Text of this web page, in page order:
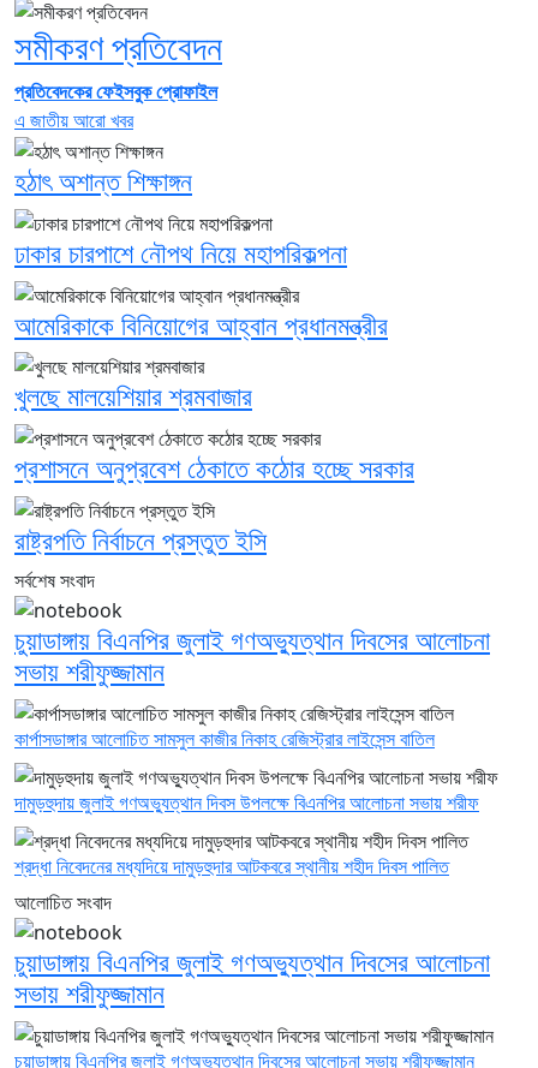
সমীকরণ প্রতিবেদন
প্রতিবেদকের ফেইসবুক প্রোফাইল
এ জাতীয় আরো খবর
হঠাৎ অশান্ত শিক্ষাঙ্গন
ঢাকার চারপাশে নৌপথ নিয়ে মহাপরিকল্পনা
আমেরিকাকে বিনিয়োগের আহ্বান প্রধানমন্ত্রীর
খুলছে মালয়েশিয়ার শ্রমবাজার
প্রশাসনে অনুপ্রবেশ ঠেকাতে কঠোর হচ্ছে সরকার
রাষ্ট্রপতি নির্বাচনে প্রস্তুত ইসি
সর্বশেষ সংবাদ
চুয়াডাঙ্গায় বিএনপির জুলাই গণঅভ্যুত্থান দিবসের আলোচনা
সভায় শরীফুজ্জামান
কার্পাসডাঙ্গার আলোচিত সামসুল কাজীর নিকাহ রেজিস্ট্রার লাইসেন্স বাতিল
দামুড়হুদায় জুলাই গণঅভ্যুত্থান দিবস উপলক্ষে বিএনপির আলোচনা সভায় শরীফ
শ্রদ্ধা নিবেদনের মধ্যদিয়ে দামুড়হুদার আটকবরে স্থানীয় শহীদ দিবস পালিত
আলোচিত সংবাদ
চুয়াডাঙ্গায় বিএনপির জুলাই গণঅভ্যুত্থান দিবসের আলোচনা
সভায় শরীফুজ্জামান
চুয়াডাঙ্গায় বিএনপির জুলাই গণঅভ্যুত্থান দিবসের আলোচনা সভায় শরীফুজ্জামান